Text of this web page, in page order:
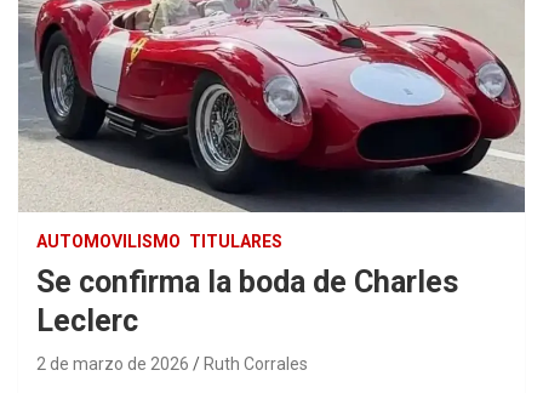
AUTOMOVILISMO TITULARES
Se confirma la boda de Charles
Leclerc
2 de marzo de 2026 Ruth Corrales